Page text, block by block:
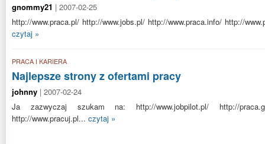
gnommy21 | 2007-02-25
http://www.praca.pl/ http://www.jobs.pl/ http://www.praca.info/ http://
czytaj »
PRACA I KARIERA
Najlepsze strony z ofertami pracy
johnny | 2007-02-24
Ja zazwyczaj szukam na: http://www.jobpilot.pl/ http://
http://www.pracuj.pl... czytaj »